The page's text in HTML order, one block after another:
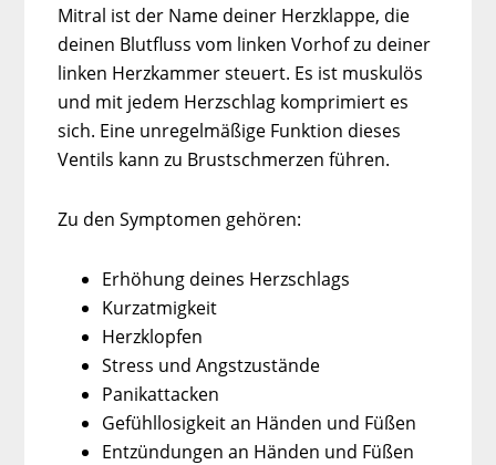
Mitral ist der Name deiner Herzklappe, die
deinen Blutfluss vom linken Vorhof zu deiner
linken Herzkammer steuert. Es ist muskulös
und mit jedem Herzschlag komprimiert es
sich. Eine unregelmäßige Funktion dieses
Ventils kann zu Brustschmerzen führen.
Zu den Symptomen gehören:
Erhöhung deines Herzschlags
Kurzatmigkeit
Herzklopfen
Stress und Angstzustände
Panikattacken
Gefühllosigkeit an Händen und Füßen
Entzündungen an Händen und Füßen